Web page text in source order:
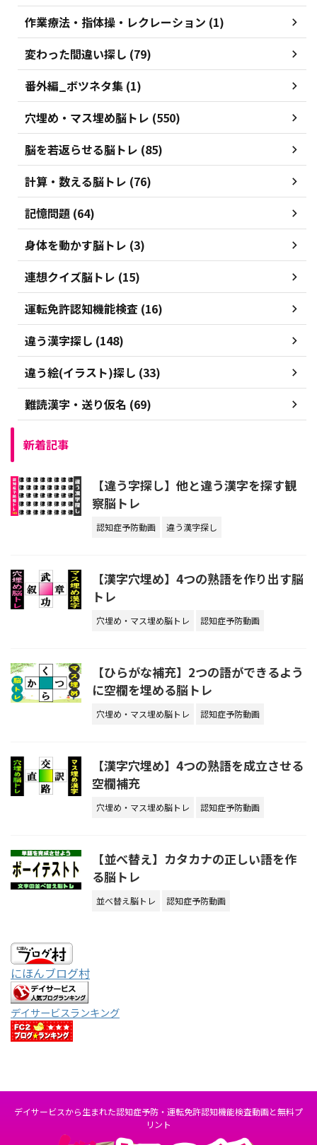
作業療法・指体操・レクレーション (1)
変わった間違い探し (79)
番外編_ボツネタ集 (1)
穴埋め・マス埋め脳トレ (550)
脳を若返らせる脳トレ (85)
計算・数える脳トレ (76)
記憶問題 (64)
身体を動かす脳トレ (3)
連想クイズ脳トレ (15)
運転免許認知機能検査 (16)
違う漢字探し (148)
違う絵(イラスト)探し (33)
難読漢字・送り仮名 (69)
新着記事
【違う字探し】他と違う漢字を探す観
察脳トレ
認知症予防動画 違う漢字探し
【漢字穴埋め】4つの熟語を作り出す脳
トレ
穴埋め・マス埋め脳トレ 認知症予防動画
【ひらがな補充】2つの語ができるよう
に空欄を埋める脳トレ
穴埋め・マス埋め脳トレ 認知症予防動画
【漢字穴埋め】4つの熟語を成立させる
空欄補充
穴埋め・マス埋め脳トレ 認知症予防動画
【並べ替え】カタカナの正しい語を作
る脳トレ
並べ替え脳トレ 認知症予防動画
にほんブログ村
デイサービスランキング
デイサービスから生まれた認知症予防・運転免許認知機能検査動画と無料プ
リント